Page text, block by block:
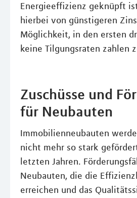
Energieeffizienz geknüpft
hierbei von günstigeren
Möglichkeit, in den ersten
keine Tilgungsraten zahlen
Zuschüsse und
für Neubauten
Immobilienneubauten
nicht mehr so stark
letzten Jahren.
Neubauten, die die
erreichen und das